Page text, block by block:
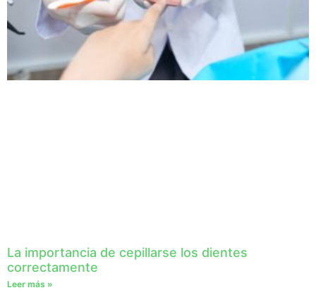
La importancia de cepillarse los dientes
correctamente
Leer más »